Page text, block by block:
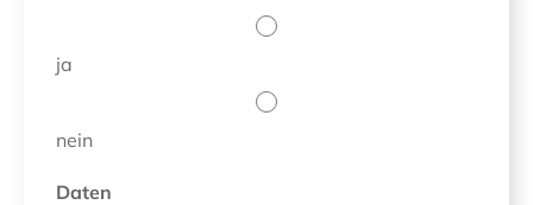
ja
nein
Daten